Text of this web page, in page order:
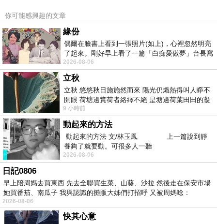
就是在建工路上的圓也
過年時曾經吃過一次
質感不差
只是當時是過年菜單
菜色與分量比較不靈活
（規定就是要大的）
你可能感興趣的文章
緣份
偶爾在臉書上看到一張照片(如上)，心裡忽然明亮
了起來。剛好早上看了一篇「白痴愛做夢」台長寫
的貼文，在回顧年輕時瘋狂愛上
2026-08-06
立秋
立秋 悠悠秋日施施然而來 陽光仍熾熱得叫人睜不
開眼 荷塘邊賞荷者絡繹不絕 是塘邊荷葉田田的凝
望 風中飄逸的是映日荷花別樣紅
9 小時前
動起來的方法
動起來的方法 文/林玉鳳 上一篇說到靜
養夠了就要動。可很多人一聽
2026-08-06
日記0806
早上陪周媽去買東西 先去全聯買生菜、山葵、沙拉 然後走在保安市場
她買番茄、南瓜子 我與認識的攤販大姊們打招呼 又被周媽唸：
2026-08-06
快其心意